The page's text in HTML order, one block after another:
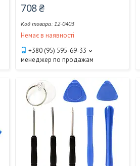
708 ₴
12-0403
Немає в наявності
+380 (95) 595-69-33
менеджер по продажам